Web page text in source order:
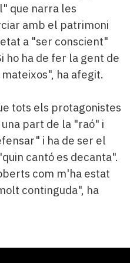
que narra les
amb el patrimoni
a "ser conscient"
ho ha de fer la gent de
ha afegit.
tots els protagonistes
part de la "raó" i
i ha de ser el
cantó es decanta".
com m'ha estat
continguda", ha